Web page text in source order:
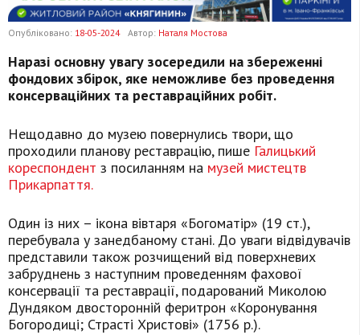
Опубліковано: 18-05-2024 Автор: Наталя Мостова
Наразі основну увагу зосередили на збереженні
фондових збірок, яке неможливе без проведення
консерваційних та реставраційних робіт.
Нещодавно до музею повернулись твори, що
проходили планову реставрацію, пише Галицький
кореспондент з посиланням на музей мистецтв
Прикарпаття.
Один із них – ікона вівтаря «Богоматір» (19 ст.),
перебувала у занедбаному стані. До уваги відвідувачів
представили також розчищений від поверхневих
забруднень з наступним проведенням фахової
консервації та реставрації, подарований Миколою
Дундяком двосторонній феритрон «Коронування
Богородиці; Страсті Христові» (1756 р.).